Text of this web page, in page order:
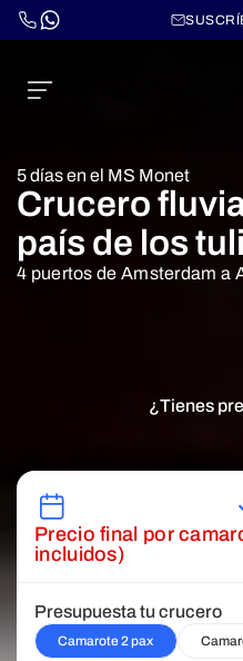
5 días en el MS Monet
Crucero
país de los
4 puertos de Amsterdam a
¿Tienes
Precio final por
incluidos)
Presupuesta tu crucero
Camarote 2 pax